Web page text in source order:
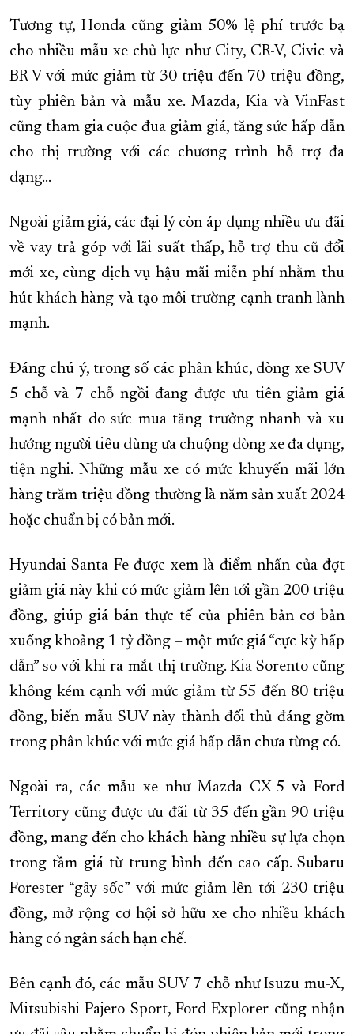
Tương tự, Honda cũng giảm 50% lệ phí trước bạ
cho nhiều mẫu xe chủ lực như City, CR-V, Civic và
BR-V với mức giảm từ 30 triệu đến 70 triệu đồng,
tùy phiên bản và mẫu xe. Mazda, Kia và VinFast
cũng tham gia cuộc đua giảm giá, tăng sức hấp dẫn
cho thị trường với các chương trình hỗ trợ đa
dạng...
Ngoài giảm giá, các đại lý còn áp dụng nhiều ưu đãi
về vay trả góp với lãi suất thấp, hỗ trợ thu cũ đổi
mới xe, cùng dịch vụ hậu mãi miễn phí nhằm thu
hút khách hàng và tạo môi trường cạnh tranh lành
mạnh.
Đáng chú ý, trong số các phân khúc, dòng xe SUV
5 chỗ và 7 chỗ ngồi đang được ưu tiên giảm giá
mạnh nhất do sức mua tăng trưởng nhanh và xu
hướng người tiêu dùng ưa chuộng dòng xe đa dụng,
tiện nghi. Những mẫu xe có mức khuyến mãi lớn
hàng trăm triệu đồng thường là năm sản xuất 2024
hoặc chuẩn bị có bản mới.
Hyundai Santa Fe được xem là điểm nhấn của đợt
giảm giá này khi có mức giảm lên tới gần 200 triệu
đồng, giúp giá bán thực tế của phiên bản cơ bản
xuống khoảng 1 tỷ đồng – một mức giá “cực kỳ hấp
dẫn” so với khi ra mắt thị trường. Kia Sorento cũng
không kém cạnh với mức giảm từ 55 đến 80 triệu
đồng, biến mẫu SUV này thành đối thủ đáng gờm
trong phân khúc với mức giá hấp dẫn chưa từng có.
Ngoài ra, các mẫu xe như Mazda CX-5 và Ford
Territory cũng được ưu đãi từ 35 đến gần 90 triệu
đồng, mang đến cho khách hàng nhiều sự lựa chọn
trong tầm giá từ trung bình đến cao cấp. Subaru
Forester “gây sốc” với mức giảm lên tới 230 triệu
đồng, mở rộng cơ hội sở hữu xe cho nhiều khách
hàng có ngân sách hạn chế.
Bên cạnh đó, các mẫu SUV 7 chỗ như Isuzu mu-X,
Mitsubishi Pajero Sport, Ford Explorer cũng nhận